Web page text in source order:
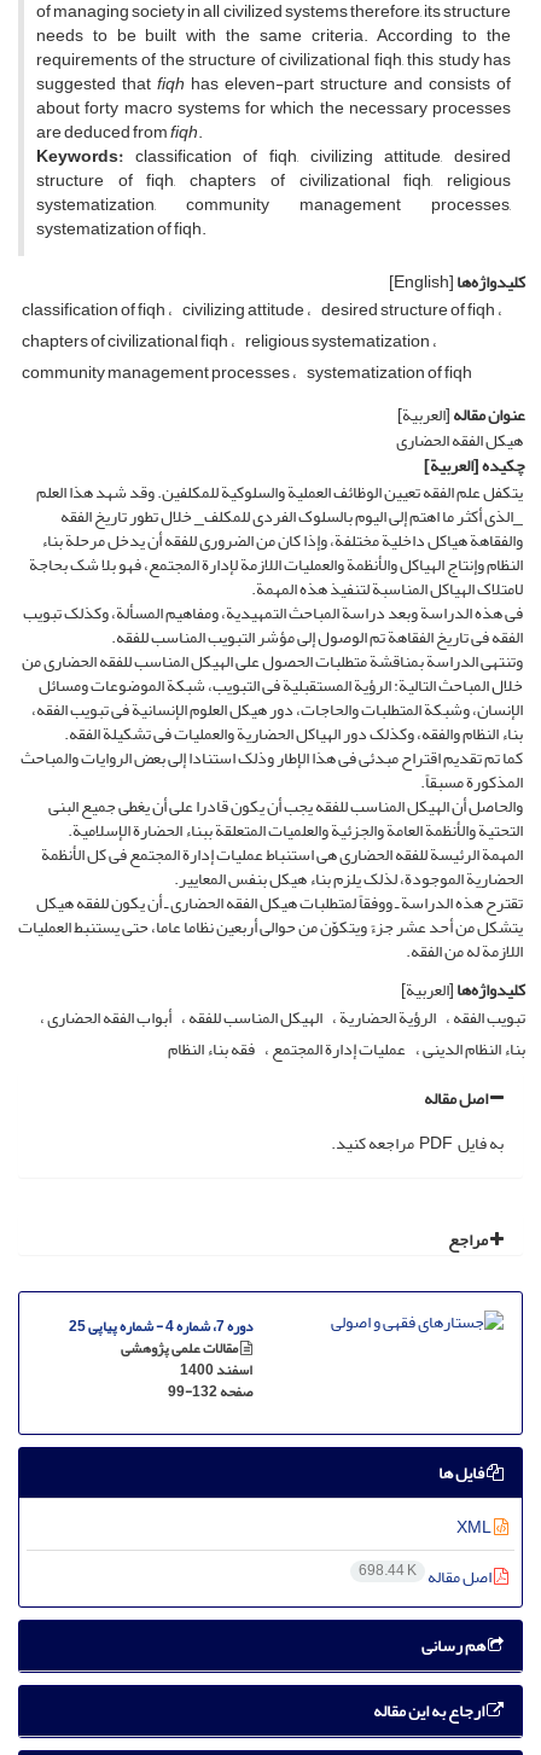
of managing society in all civilized systems therefore, its structure
needs to be built with the same criteria. According to the
requirements of the structure of civilizational fiqh, this study has
suggested thatfiqh has eleven-part structure and consists of
about forty macro systems for which the necessary processes
are deduced fromfiqh.
Keywords: classification of fiqh, civilizing attitude, desired
structure of fiqh, chapters of civilizational fiqh, religious
systematization, community management processes,
systematization of fiqh.
کلیدواژه‌ها[English]
classification of fiqh civilizing attitude desired structure of fiqh
chapters of civilizational fiqh religious systematization
community management processes systematization of fiqh
عنوان مقاله[العربیة]
هیکل الفقه الحضاری
چکیده[العربیة]
یتکفل علم الفقه تعیین الوظائف العملیة والسلوکیة للمکلفین. وقد شهد هذا العلم
_الذی أکثر ما اهتم إلى الیوم بالسلوک الفردی للمکلف_ خلال تطور تاریخ الفقه
والفقاهة هیاکل داخلیة مختلفة، وإذا کان من الضروری للفقه أن یدخل مرحلة بناء
النظام وإنتاج الهیاکل والأنظمة والعملیات اللازمة لإدارة المجتمع، فهو بلا شک بحاجة
لامتلاک الهیاکل المناسبة لتنفیذ هذه المهمة.
فی هذه الدراسة وبعد دراسة المباحث التمهیدیة، ومفاهیم المسألة، وکذلک تبویب
الفقه فی تاریخ الفقاهة تم الوصول إلى مؤشر التبویب المناسب للفقه.
وتنتهی الدراسة بمناقشة متطلبات الحصول على الهیکل المناسب للفقه الحضاری من
خلال المباحث التالیة: الرؤیة المستقبلیة فی التبویب، شبکة الموضوعات ومسائل
الإنسان، وشبکة المتطلبات والحاجات، دور هیکل العلوم الإنسانیة فی تبویب الفقه،
بناء النظام والفقه، وکذلک دور الهیاکل الحضاریة والعملیات فی تشکیلة الفقه.
کما تم تقدیم اقتراح مبدئی فی هذا الإطار وذلک استنادا إلى بعض الروایات والمباحث
المذکورة مسبقاً.
والحاصل أن الهیکل المناسب للفقه یجب أن یکون قادرا على أن یغطی جمیع البنى
التحتیة والأنظمة العامة والجزئیة والعلمیات المتعلقة ببناء الحضارة الإسلامیة.
المهمة الرئیسة للفقه الحضاری هی استنباط عملیات إدارة المجتمع فی کل الأنظمة
الحضاریة الموجودة، لذلک یلزم بناء هیکل بنفس المعاییر.
تقترح هذه الدراسة ـ ووفقاً لمتطلبات هیکل الفقه الحضاری ـ أن یکون للفقه هیکل
یتشکل من أحد عشر جزءً ویتکوّن من حوالی أربعین نظاما عاما، حتى یستنبط العملیات
اللازمة له من الفقه.
کلیدواژه‌ها[العربیة]
تبویب الفقه الرؤیة الحضاریة الهیکل المناسب للفقه أبواب الفقه الحضاری
بناء النظام الدینی عملیات إدارة المجتمع فقه بناء النظام
اصل مقاله
به فایل PDF مراجعه کنید.
مراجع
دوره 7، شماره 4 - شماره پیاپی 25
مقالات علمی پژوهشی
اسفند 1400
صفحه99-132
فایل ها
اصل مقاله 698.44 K
هم رسانی
ارجاع به این مقاله